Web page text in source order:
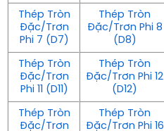
Thép Tròn
Đặc/Trơn
Phi 7 (D7)
Thép Tròn
Đặc/Trơn Phi 8
(D8)
Thép Tròn
Đặc/Trơn
Phi 11 (D11)
Thép Tròn
Đặc/Trơn Phi 12
(D12)
Thép Tròn
Đặc/Trơn
Thép Tròn
Đặc/Trơn Phi 16